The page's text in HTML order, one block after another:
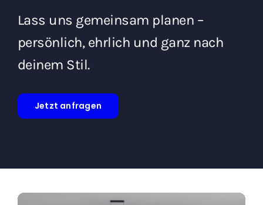
Lass uns gemeinsam planen –
persönlich, ehrlich und ganz nach
deinem Stil.
Jetzt anfragen